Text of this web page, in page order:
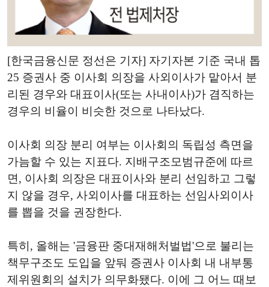
[한국금융신문 정선은 기자] 자기자본 기준 국내 톱
25 증권사 중 이사회 의장을 사외이사가 맡아서 분
리된 경우와 대표이사(또는 사내이사)가 겸직하는
경우의 비율이 비슷한 것으로 나타났다.
이사회 의장 분리 여부는 이사회의 독립성 측면을
가늠할 수 있는 지표다. 지배구조모범규준에 따르
면, 이사회 의장은 대표이사와 분리 선임하고 그렇
지 않을 경우, 사외이사를 대표하는 선임사외이사
를 뽑을 것을 권장한다.
특히, 올해는 '금융판 중대재해처벌법'으로 불리는
책무구조도 도입을 앞둬 증권사 이사회 내 내부통
제위원회의 설치가 의무화됐다. 이에 그 어느 때보